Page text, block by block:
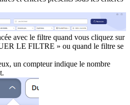
avec le filtre quand vous cliquez sur
LE FILTRE » ou quand le filtre se
un compteur indique le nombre